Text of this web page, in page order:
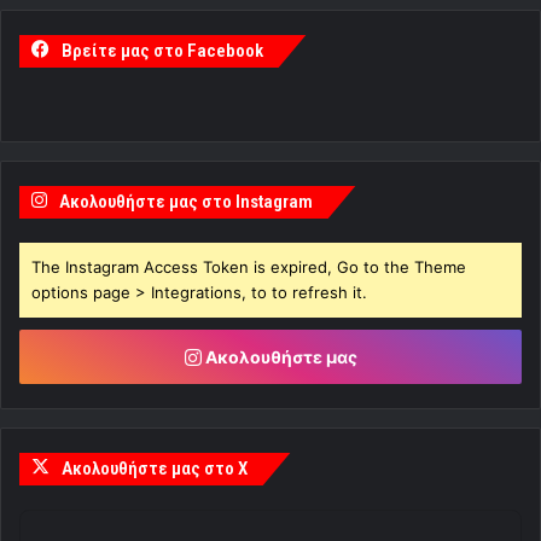
Βρείτε μας στο Facebook
Ακολουθήστε μας στο Instagram
The Instagram Access Token is expired, Go to the Theme
options page > Integrations, to to refresh it.
Ακολουθήστε μας
Ακολουθήστε μας στο X